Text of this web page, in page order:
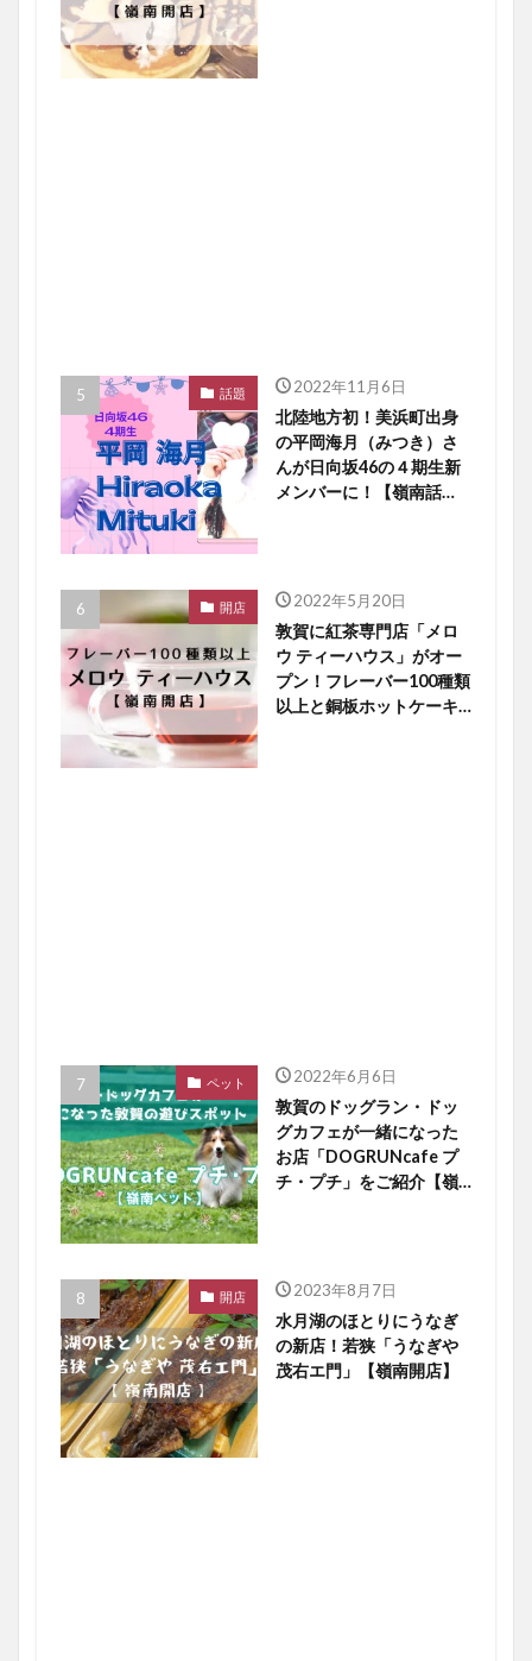
話題 2022年11月6日
北陸地方初！美浜町出身
の平岡海月（みつき）さ
んが日向坂46の４期生新
メンバーに！【嶺南話
開店 2022年5月20日
敦賀に紅茶専門店「メロ
ウ ティーハウス」がオー
プン！フレーバー100種類
以上と銅板ホットケーキ
ペット 2022年6月6日
敦賀のドッグラン・ドッ
グカフェが一緒になった
お店「DOGRUNcafe プ
チ・プチ」をご紹介【嶺
開店 2023年8月7日
水月湖のほとりにうなぎ
の新店！若狭「うなぎや
茂右エ門」【嶺南開店】